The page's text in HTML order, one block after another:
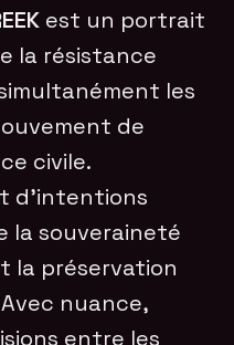
est un portrait
la résistance
les
de
civile.
d’intentions
la souveraineté
la préservation
nuance,
entre les